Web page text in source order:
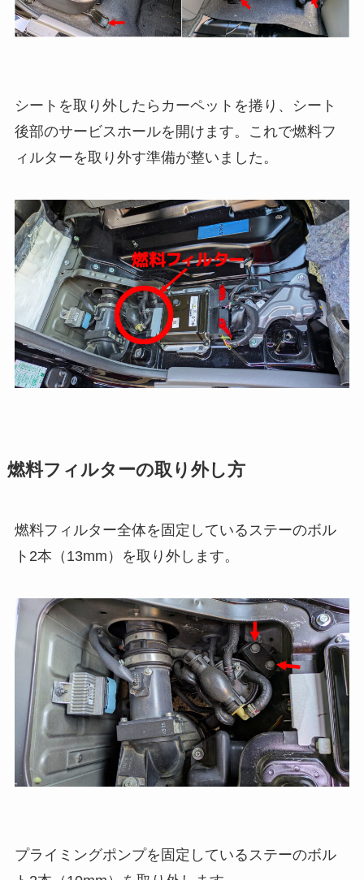
シートを取り外したらカーペットを捲り、シート
後部のサービスホールを開けます。これで燃料フ
ィルターを取り外す準備が整いました。
燃料フィルターの取り外し方
燃料フィルター全体を固定しているステーのボル
ト2本（13mm）を取り外します。
プライミングポンプを固定しているステーのボル